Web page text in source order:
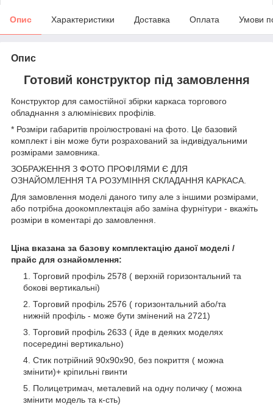
Опис Характеристики Доставка Оплата Умови
Опис
Готовий конструктор під замовлення
Конструктор для самостійної збірки каркаса торгового
обладнання з алюмінієвих профілів.
* Розміри габаритів проілюстровані на фото. Це базовий
комплект і він може бути розрахований за індивідуальними
розмірами замовника.
ЗОБРАЖЕННЯ З ФОТО ПРОФІЛЯМИ Є ДЛЯ
ОЗНАЙОМЛЕННЯ ТА РОЗУМІННЯ СКЛАДАННЯ КАРКАСА.
Для замовлення моделі даного типу але з іншими розмірами,
або потрібна доокомплектація або заміна фурнітури - вкажіть
розміри в коментарі до замовлення.
Ціна вказана за базову комплектацію даної моделі /
прайс для ознайомлення:
Торговий профіль 2578 ( верхній горизонтальний та
бокові вертикальні)
Торговий профіль 2576 ( горизонтальний або/та
нижній профіль - може бути змінений на 2721)
Торговий профіль 2633 ( йде в деяких моделях
посередині вертикально)
Стик потрійний 90х90х90, без покриття ( можна
змінити)+ кріпильні гвинти
Полицетримач, металевий на одну поличку ( можна
змінити модель та к-сть)